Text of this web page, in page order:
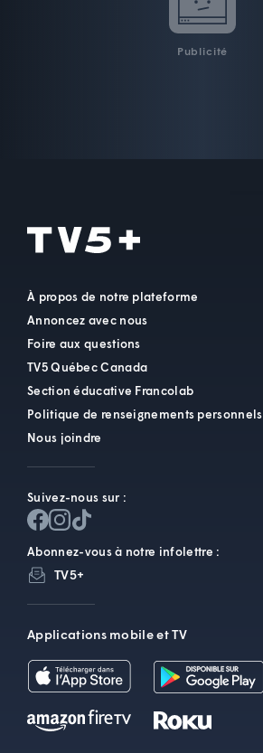
Publicité
À propos de notre plateforme
Annoncez avec nous
Foire aux questions
TV5 Québec Canada
Section éducative Francolab
Politique de renseignements personnels
Nous joindre
Suivez-nous sur :
Abonnez-vous à notre infolettre :
TV5+
Applications mobile et TV